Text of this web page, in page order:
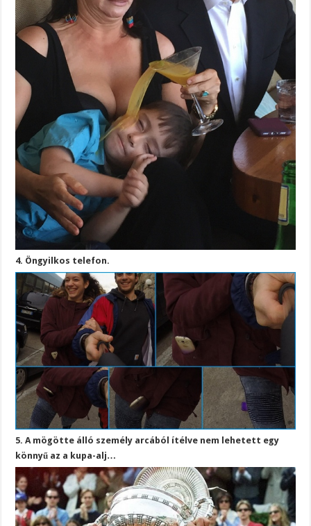
4. Öngyilkos telefon.
5. A mögötte álló személy arcából ítélve nem lehetett egy
könnyű az a kupa-alj…